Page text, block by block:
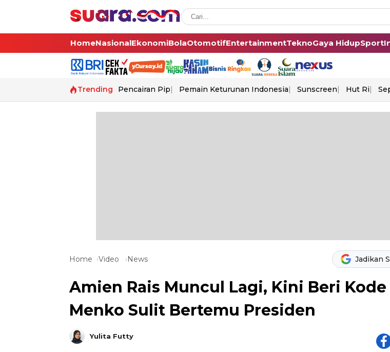
HomeNasionalEkonomiBolaOtomotifEntertainmentTeknoGaya HidupSport
Trending Pencairan Pip Pemain Keturunan Indonesia Sunscreen Hut Ri
Home Video News Jadikan
Amien Rais Muncul Lagi, Kini Beri Kode
Menko Sulit Bertemu Presiden
Yulita Futty